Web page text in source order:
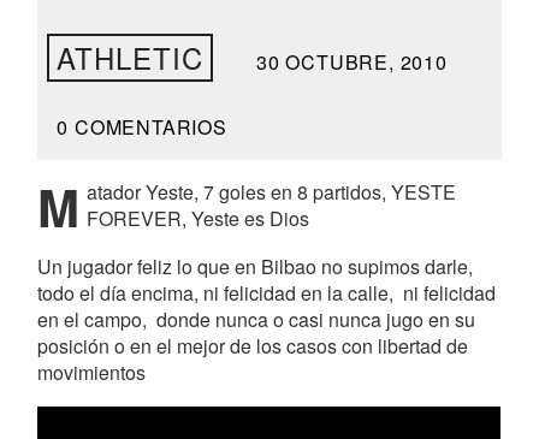
ATHLETIC 30 OCTUBRE, 2010
0 COMENTARIOS
M atador Yeste, 7 goles en 8 partidos, YESTE
FOREVER, Yeste es Dios
Un jugador feliz lo que en Bilbao no supimos darle,
todo el día encima, ni felicidad en la calle, ni felicidad
en el campo, donde nunca o casi nunca jugo en su
posición o en el mejor de los casos con libertad de
movimientos